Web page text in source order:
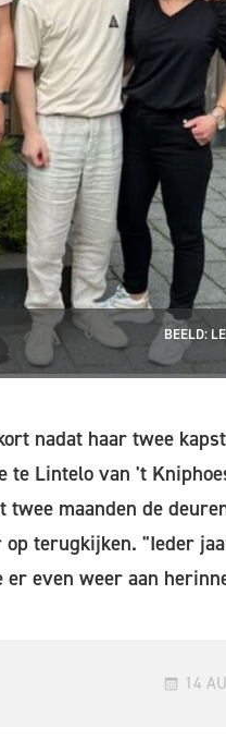
BEELD:
nadat haar twee
te Lintelo van 't
maanden de
terugkijken. "Ieder
even weer aan
14